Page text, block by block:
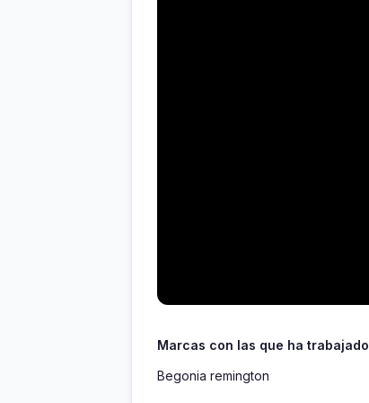
Marcas con las que ha trabajado
Begonia remington